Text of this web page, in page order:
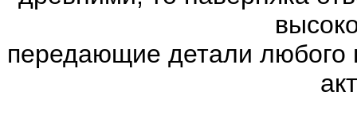
передающие детали любого